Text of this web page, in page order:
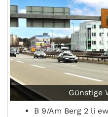
Günstige
B 9/Am Berg 2 li